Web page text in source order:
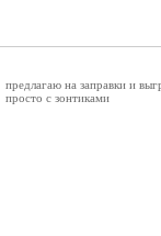
предлагаю на заправки и
просто с зонтиками